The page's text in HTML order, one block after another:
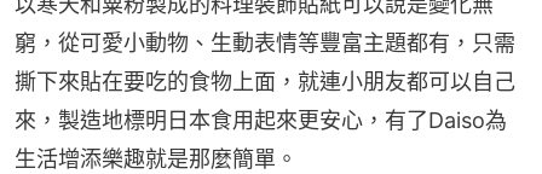
窮，從可愛小動物、生動表情等豐富主題都有，只需
撕下來貼在要吃的食物上面，就連小朋友都可以自己
來，製造地標明日本食用起來更安心，有了Daiso為
生活增添樂趣就是那麼簡單。